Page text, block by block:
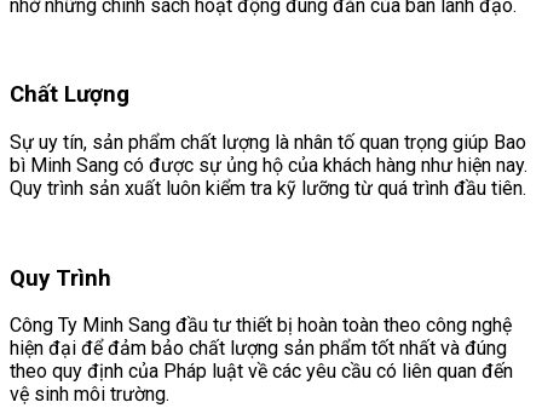
nhờ những chính sách hoạt động đúng đắn của ban lãnh đạo.
Chất Lượng
Sự uy tín, sản phẩm chất lượng là nhân tố quan trọng giúp Bao
bì Minh Sang có được sự ủng hộ của khách hàng như hiện nay.
Quy trình sản xuất luôn kiểm tra kỹ lưỡng từ quá trình đầu tiên.
Quy Trình
Công Ty Minh Sang đầu tư thiết bị hoàn toàn theo công nghệ
hiện đại để đảm bảo chất lượng sản phẩm tốt nhất và đúng
theo quy định của Pháp luật về các yêu cầu có liên quan đến
vệ sinh môi trường.